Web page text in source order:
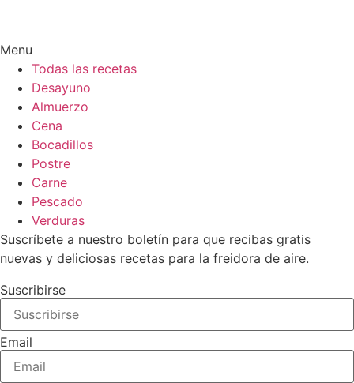
Menu
Todas las recetas
Desayuno
Almuerzo
Cena
Bocadillos
Postre
Carne
Pescado
Verduras
Suscríbete a nuestro boletín para que recibas gratis
nuevas y deliciosas recetas para la freidora de aire.
Suscribirse
Email